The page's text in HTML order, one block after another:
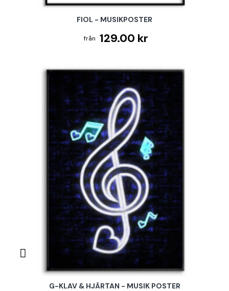
FIOL - MUSIKPOSTER
129.00 kr
G-KLAV & HJÄRTAN - MUSIK POSTER